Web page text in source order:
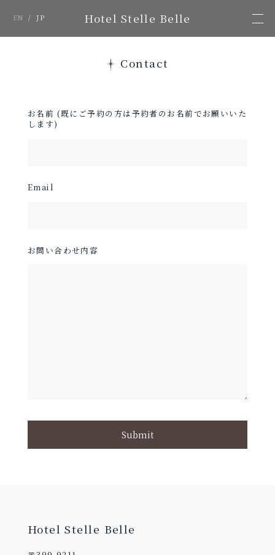
EN / JP Hotel Stelle Belle
Contact
お名前 (既にご予約の方は予約者のお名前でお願いいた
します)
Email
お問い合わせ内容
Hotel Stelle Belle